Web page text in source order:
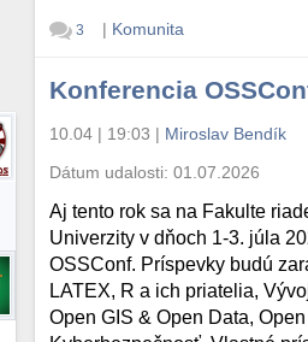
3 | Komunita
Konferencia
10.04 | 19:03 | Miroslav Bendík
Dátum udalosti:01.07.2026
Aj tento rok sa na Fakulte
Univerzity v dňoch 1-3. júla
OSSConf. Príspevky budú
LATEX, R a ich priatelia,
Open GIS & Open Data,